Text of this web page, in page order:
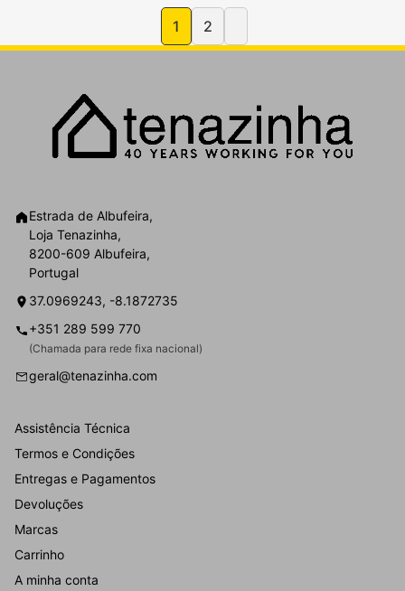
1 2
Estrada de Albufeira,
Loja Tenazinha,
8200-609 Albufeira,
Portugal
37.0969243, -8.1872735
+351 289 599 770
(Chamada para rede fixa nacional)
geral@tenazinha.com
Assistência Técnica
Termos e Condições
Entregas e Pagamentos
Devoluções
Marcas
Carrinho
A minha conta